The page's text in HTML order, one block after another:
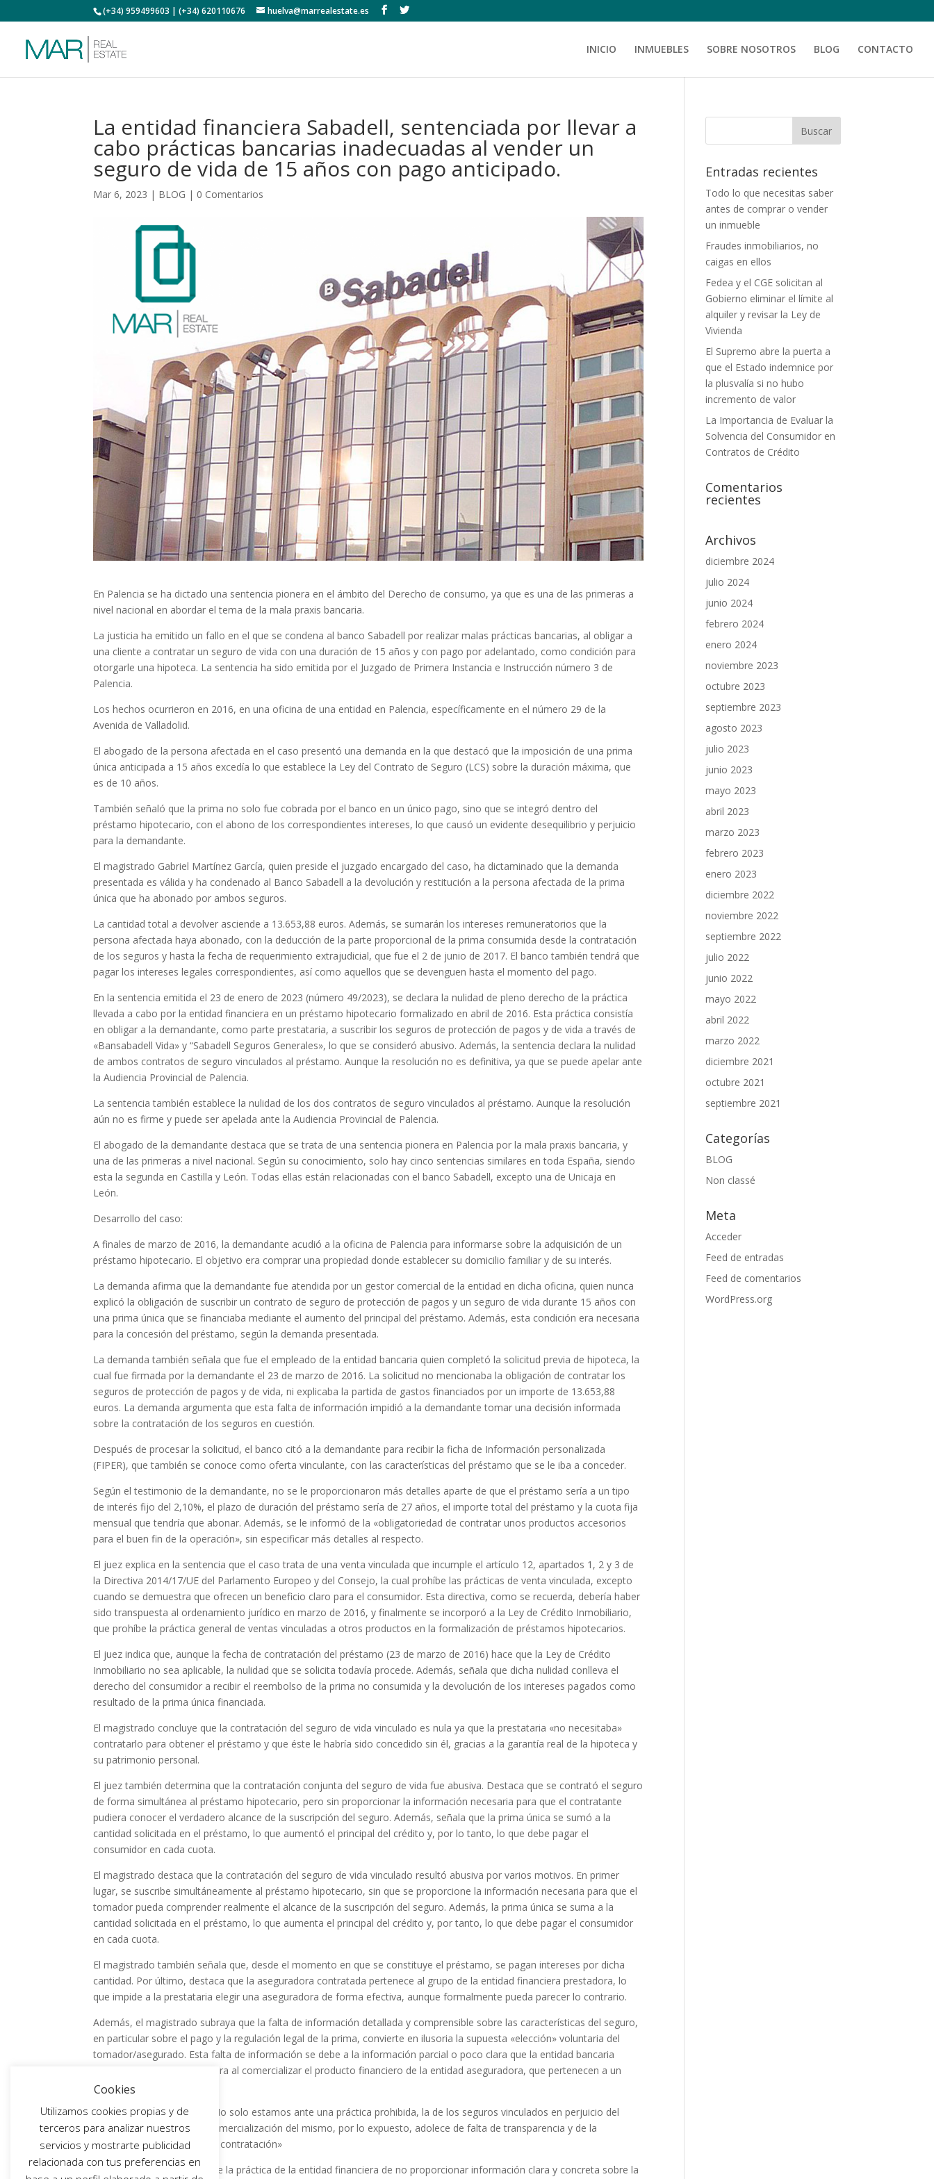
(+34) 959499603 | (+34) 620110676 huelva@marrealestate.es
INICIO INMUEBLES SOBRE NOSOTROS BLOG CONTACTO
La entidad financiera Sabadell, sentenciada por llevar a
cabo prácticas bancarias inadecuadas al vender un
seguro de vida de 15 años con pago anticipado.
Mar 6, 2023 | BLOG | 0 Comentarios
En Palencia se ha dictado una sentencia pionera en el ámbito del Derecho de consumo, ya que es una de las primeras a
nivel nacional en abordar el tema de la mala praxis bancaria.
La justicia ha emitido un fallo en el que se condena al banco Sabadell por realizar malas prácticas bancarias, al obligar a
una cliente a contratar un seguro de vida con una duración de 15 años y con pago por adelantado, como condición para
otorgarle una hipoteca. La sentencia ha sido emitida por el Juzgado de Primera Instancia e Instrucción número 3 de
Palencia.
Los hechos ocurrieron en 2016, en una oficina de una entidad en Palencia, específicamente en el número 29 de la
Avenida de Valladolid.
El abogado de la persona afectada en el caso presentó una demanda en la que destacó que la imposición de una prima
única anticipada a 15 años excedía lo que establece la Ley del Contrato de Seguro (LCS) sobre la duración máxima, que
es de 10 años.
También señaló que la prima no solo fue cobrada por el banco en un único pago, sino que se integró dentro del
préstamo hipotecario, con el abono de los correspondientes intereses, lo que causó un evidente desequilibrio y perjuicio
para la demandante.
El magistrado Gabriel Martínez García, quien preside el juzgado encargado del caso, ha dictaminado que la demanda
presentada es válida y ha condenado al Banco Sabadell a la devolución y restitución a la persona afectada de la prima
única que ha abonado por ambos seguros.
La cantidad total a devolver asciende a 13.653,88 euros. Además, se sumarán los intereses remuneratorios que la
persona afectada haya abonado, con la deducción de la parte proporcional de la prima consumida desde la contratación
de los seguros y hasta la fecha de requerimiento extrajudicial, que fue el 2 de junio de 2017. El banco también tendrá que
pagar los intereses legales correspondientes, así como aquellos que se devenguen hasta el momento del pago.
En la sentencia emitida el 23 de enero de 2023 (número 49/2023), se declara la nulidad de pleno derecho de la práctica
llevada a cabo por la entidad financiera en un préstamo hipotecario formalizado en abril de 2016. Esta práctica consistía
en obligar a la demandante, como parte prestataria, a suscribir los seguros de protección de pagos y de vida a través de
«Bansabadell Vida» y “Sabadell Seguros Generales», lo que se consideró abusivo. Además, la sentencia declara la nulidad
de ambos contratos de seguro vinculados al préstamo. Aunque la resolución no es definitiva, ya que se puede apelar ante
la Audiencia Provincial de Palencia.
La sentencia también establece la nulidad de los dos contratos de seguro vinculados al préstamo. Aunque la resolución
aún no es firme y puede ser apelada ante la Audiencia Provincial de Palencia.
El abogado de la demandante destaca que se trata de una sentencia pionera en Palencia por la mala praxis bancaria, y
una de las primeras a nivel nacional. Según su conocimiento, solo hay cinco sentencias similares en toda España, siendo
esta la segunda en Castilla y León. Todas ellas están relacionadas con el banco Sabadell, excepto una de Unicaja en
León.
Desarrollo del caso:
A finales de marzo de 2016, la demandante acudió a la oficina de Palencia para informarse sobre la adquisición de un
préstamo hipotecario. El objetivo era comprar una propiedad donde establecer su domicilio familiar y de su interés.
La demanda afirma que la demandante fue atendida por un gestor comercial de la entidad en dicha oficina, quien nunca
explicó la obligación de suscribir un contrato de seguro de protección de pagos y un seguro de vida durante 15 años con
una prima única que se financiaba mediante el aumento del principal del préstamo. Además, esta condición era necesaria
para la concesión del préstamo, según la demanda presentada.
La demanda también señala que fue el empleado de la entidad bancaria quien completó la solicitud previa de hipoteca, la
cual fue firmada por la demandante el 23 de marzo de 2016. La solicitud no mencionaba la obligación de contratar los
seguros de protección de pagos y de vida, ni explicaba la partida de gastos financiados por un importe de 13.653,88
euros. La demanda argumenta que esta falta de información impidió a la demandante tomar una decisión informada
sobre la contratación de los seguros en cuestión.
Después de procesar la solicitud, el banco citó a la demandante para recibir la ficha de Información personalizada
(FIPER), que también se conoce como oferta vinculante, con las características del préstamo que se le iba a conceder.
Según el testimonio de la demandante, no se le proporcionaron más detalles aparte de que el préstamo sería a un tipo
de interés fijo del 2,10%, el plazo de duración del préstamo sería de 27 años, el importe total del préstamo y la cuota fija
mensual que tendría que abonar. Además, se le informó de la «obligatoriedad de contratar unos productos accesorios
para el buen fin de la operación», sin especificar más detalles al respecto.
El juez explica en la sentencia que el caso trata de una venta vinculada que incumple el artículo 12, apartados 1, 2 y 3 de
la Directiva 2014/17/UE del Parlamento Europeo y del Consejo, la cual prohíbe las prácticas de venta vinculada, excepto
cuando se demuestra que ofrecen un beneficio claro para el consumidor. Esta directiva, como se recuerda, debería haber
sido transpuesta al ordenamiento jurídico en marzo de 2016, y finalmente se incorporó a la Ley de Crédito Inmobiliario,
que prohíbe la práctica general de ventas vinculadas a otros productos en la formalización de préstamos hipotecarios.
El juez indica que, aunque la fecha de contratación del préstamo (23 de marzo de 2016) hace que la Ley de Crédito
Inmobiliario no sea aplicable, la nulidad que se solicita todavía procede. Además, señala que dicha nulidad conlleva el
derecho del consumidor a recibir el reembolso de la prima no consumida y la devolución de los intereses pagados como
resultado de la prima única financiada.
El magistrado concluye que la contratación del seguro de vida vinculado es nula ya que la prestataria «no necesitaba»
contratarlo para obtener el préstamo y que éste le habría sido concedido sin él, gracias a la garantía real de la hipoteca y
su patrimonio personal.
El juez también determina que la contratación conjunta del seguro de vida fue abusiva. Destaca que se contrató el seguro
de forma simultánea al préstamo hipotecario, pero sin proporcionar la información necesaria para que el contratante
pudiera conocer el verdadero alcance de la suscripción del seguro. Además, señala que la prima única se sumó a la
cantidad solicitada en el préstamo, lo que aumentó el principal del crédito y, por lo tanto, lo que debe pagar el
consumidor en cada cuota.
El magistrado destaca que la contratación del seguro de vida vinculado resultó abusiva por varios motivos. En primer
lugar, se suscribe simultáneamente al préstamo hipotecario, sin que se proporcione la información necesaria para que el
tomador pueda comprender realmente el alcance de la suscripción del seguro. Además, la prima única se suma a la
cantidad solicitada en el préstamo, lo que aumenta el principal del crédito y, por tanto, lo que debe pagar el consumidor
en cada cuota.
El magistrado también señala que, desde el momento en que se constituye el préstamo, se pagan intereses por dicha
cantidad. Por último, destaca que la aseguradora contratada pertenece al grupo de la entidad financiera prestadora, lo
que impide a la prestataria elegir una aseguradora de forma efectiva, aunque formalmente pueda parecer lo contrario.
Además, el magistrado subraya que la falta de información detallada y comprensible sobre las características del seguro,
en particular sobre el pago y la regulación legal de la prima, convierte en ilusoria la supuesta «elección» voluntaria del
tomador/asegurado. Esta falta de información se debe a la información parcial o poco clara que la entidad bancaria
proporciona a la consumidora al comercializar el producto financiero de la entidad aseguradora, que pertenecen a un
mismo grupo empresarial.
Por tanto, dictamina que «No solo estamos ante una práctica prohibida, la de los seguros vinculados en perjuicio del
consumidor, dado que la comercialización del mismo, por lo expuesto, adolece de falta de transparencia y de la
información necesaria en la contratación»
El magistrado determina que la práctica de la entidad financiera de no proporcionar información clara y concreta sobre la
Entradas recientes
Todo lo que necesitas saber
antes de comprar o vender
un inmueble
Fraudes inmobiliarios, no
caigas en ellos
Fedea y el CGE solicitan al
Gobierno eliminar el límite al
alquiler y revisar la Ley de
Vivienda
El Supremo abre la puerta a
que el Estado indemnice por
la plusvalía si no hubo
incremento de valor
La Importancia de Evaluar la
Solvencia del Consumidor en
Contratos de Crédito
Comentarios
recientes
Archivos
diciembre 2024
julio 2024
junio 2024
febrero 2024
enero 2024
noviembre 2023
octubre 2023
septiembre 2023
agosto 2023
julio 2023
junio 2023
mayo 2023
abril 2023
marzo 2023
febrero 2023
enero 2023
diciembre 2022
noviembre 2022
septiembre 2022
julio 2022
junio 2022
mayo 2022
abril 2022
marzo 2022
diciembre 2021
octubre 2021
septiembre 2021
Categorías
BLOG
Non classé
Meta
Acceder
Feed de entradas
Feed de comentarios
WordPress.org
Cookies
Utilizamos cookies propias y de
terceros para analizar nuestros
servicios y mostrarte publicidad
relacionada con tus preferencias en